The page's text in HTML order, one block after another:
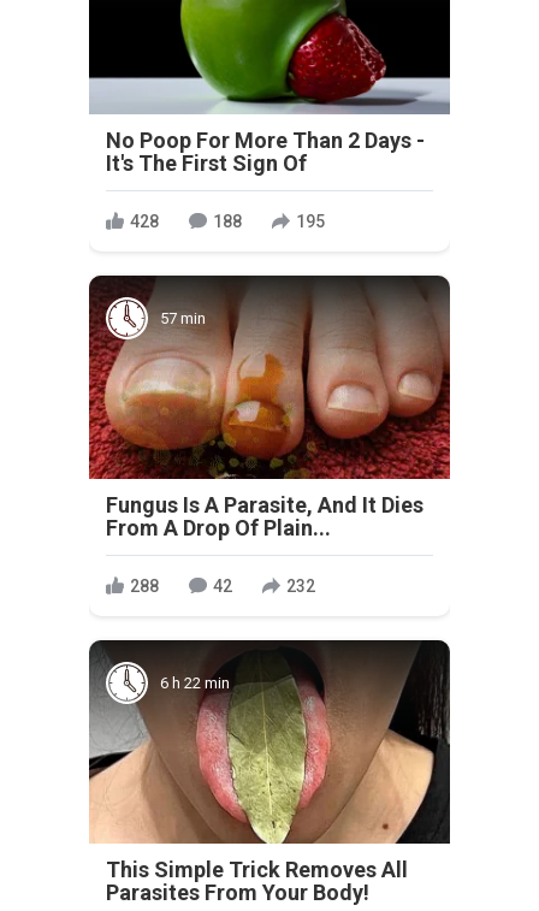
No Poop For More Than 2 Days -
It's The First Sign Of
428 188 195
57 min
Fungus Is A Parasite, And It Dies
From A Drop Of Plain...
288 42 232
6 h 22 min
This Simple Trick Removes All
Parasites From Your Body!